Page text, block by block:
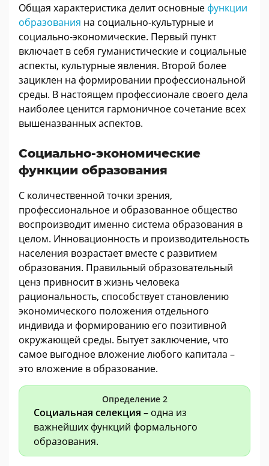
Общая характеристика делит основные функции
образования на социально-культурные и
социально-экономические. Первый пункт
включает в себя гуманистические и социальные
аспекты, культурные явления. Второй более
зациклен на формировании профессиональной
среды. В настоящем профессионале своего дела
наиболее ценится гармоничное сочетание всех
вышеназванных аспектов.
Социально-экономические
функции образования
С количественной точки зрения,
профессиональное и образованное общество
воспроизводит именно система образования в
целом. Инновационность и производительность
населения возрастает вместе с развитием
образования. Правильный образовательный
ценз привносит в жизнь человека
рациональность, способствует становлению
экономического положения отдельного
индивида и формированию его позитивной
окружающей среды. Бытует заключение, что
самое выгодное вложение любого капитала –
это вложение в образование.
Определение 2
Социальная селекция – одна из
важнейших функций формального
образования.